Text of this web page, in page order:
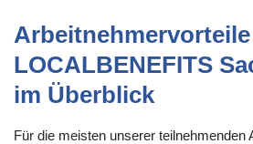
LOCALBENEFITS
im Überblick
Für die meisten unserer teilnehmenden